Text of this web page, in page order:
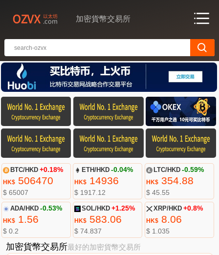
加密貨幣交易所
BTC/HKD +0.18%
HK$506470
$ 65007
ETH/HKD -0.04%
HK$ 14936
$ 1917.12
LTC/HKD -0.59%
HK$354.88
$ 45.55
ADA/HKD -0.53%
HK$1.56
$ 0.2
SOL/HKD +1.25%
HK$ 583.06
$ 74.837
XRP/HKD +0.8%
HK$8.06
$ 1.035
加密貨幣交易所最好的加密貨幣交易所